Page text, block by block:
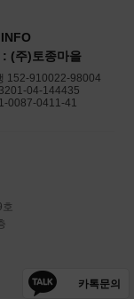
: (주)토종마을
152-910022-98004
04-144435
0087-0411-41
카톡문의